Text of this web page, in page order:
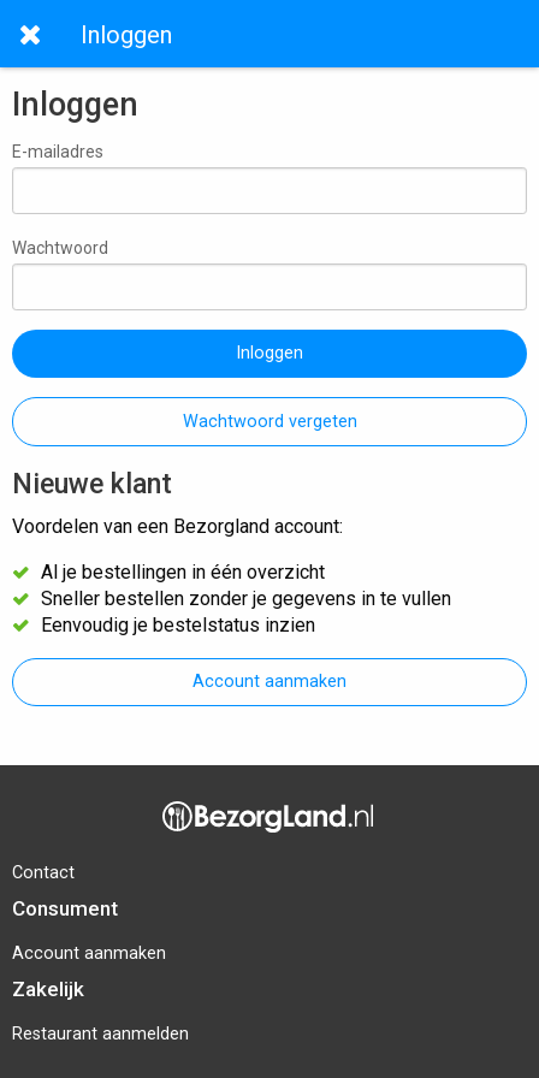
Inloggen
Inloggen
E-mailadres
Wachtwoord
Inloggen
Wachtwoord vergeten
Nieuwe klant
Voordelen van een Bezorgland account:
Al je bestellingen in één overzicht
Sneller bestellen zonder je gegevens in te vullen
Eenvoudig je bestelstatus inzien
Account aanmaken
Contact
Consument
Account aanmaken
Zakelijk
Restaurant aanmelden